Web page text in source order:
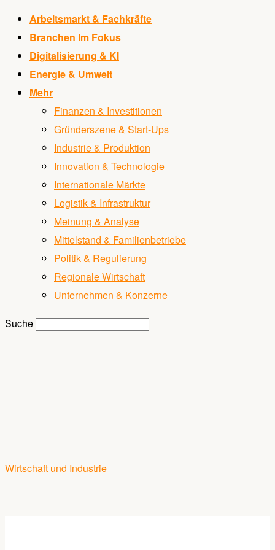
Arbeitsmarkt & Fachkräfte
Branchen Im Fokus
Digitalisierung & KI
Energie & Umwelt
Mehr
Finanzen & Investitionen
Gründerszene & Start-Ups
Industrie & Produktion
Innovation & Technologie
Internationale Märkte
Logistik & Infrastruktur
Meinung & Analyse
Mittelstand & Familienbetriebe
Politik & Regulierung
Regionale Wirtschaft
Unternehmen & Konzerne
Suche